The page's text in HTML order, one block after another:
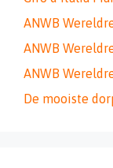
ANWB
ANWB
ANWB
De mooiste